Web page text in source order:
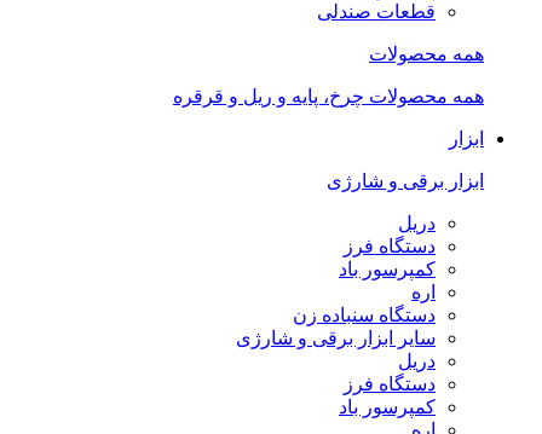
قطعات صندلی
همه محصولات
همه محصولات چرخ، پایه و ریل و قرقره
ابزار
ابزار برقی و شارژی
دریل
دستگاه فرز
کمپرسور باد
اره
دستگاه سنباده زن
سایر ابزار برقی و شارژی
دریل
دستگاه فرز
کمپرسور باد
اره